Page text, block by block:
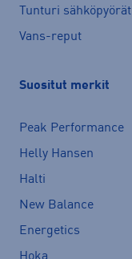
Tunturi sähköpyörät
Vans-reput
Suositut merkit
Peak Performance
Helly Hansen
Halti
New Balance
Energetics
Hoka